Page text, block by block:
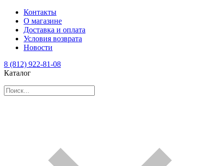
Контакты
О магазине
Доставка и оплата
Условия возврата
Новости
8 (812) 922-81-08
Каталог